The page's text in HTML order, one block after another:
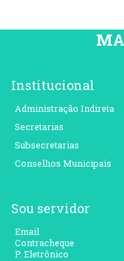
Institucional
Administração Indireta
Secretarias
Subsecretarias
Conselhos Municipais
Sou servidor
Email
Contracheque
P. Eletrônico